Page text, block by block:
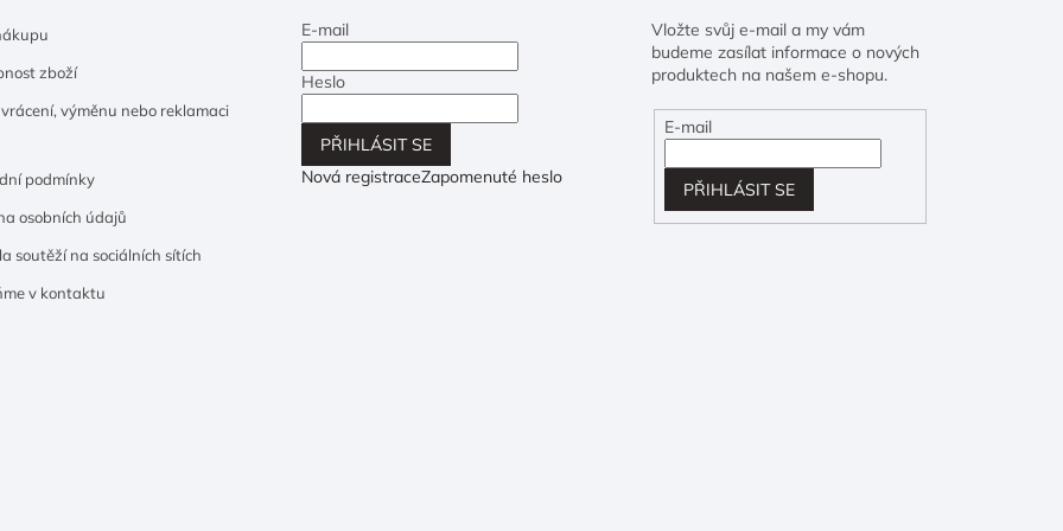
zboží
vrácení, výměnu nebo reklamaci
podmínky
osobních údajů
soutěží na sociálních sítích
v kontaktu
E-mail
Heslo
PŘIHLÁSIT SE
Nová registraceZapomenuté heslo
Vložte svůj e-mail a my vám
budeme zasílat informace o nových
produktech na našem e-shopu.
E-mail
PŘIHLÁSIT SE